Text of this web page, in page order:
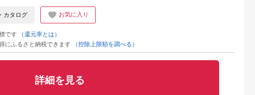
カタログ お気に入り
です
（還元率とは）
にふるさと納税できます
（控除上限額を調べる）
詳細を見る